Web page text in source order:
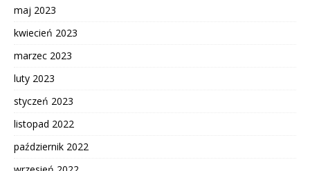
maj 2023
kwiecień 2023
marzec 2023
luty 2023
styczeń 2023
listopad 2022
październik 2022